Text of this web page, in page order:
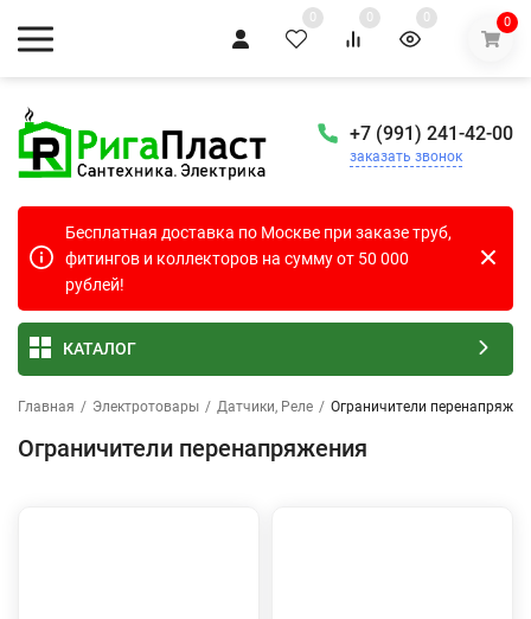
0 0 0 0
+7 (991) 241-42-00
заказать звонок
Бесплатная доставка по Москве при заказе труб,
фитингов и коллекторов на сумму от 50 000
рублей!
КАТАЛОГ
Главная / Электротовары / Датчики, Реле / Ограничители
Ограничители перенапряжения